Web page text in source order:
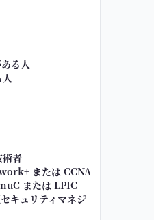
る人
者
または CCNA
または LPIC
キュリティマネジ